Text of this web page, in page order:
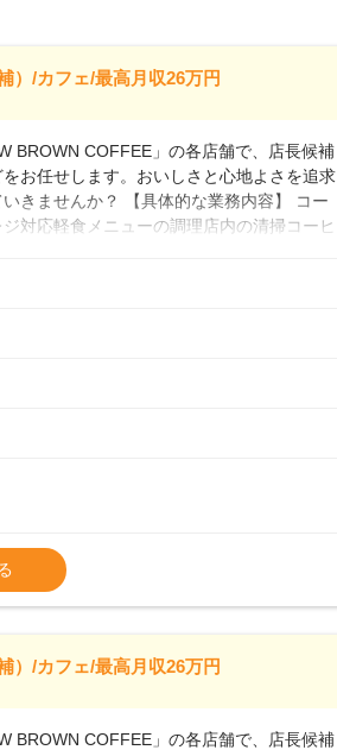
）/カフェ/最高月収26万円
BROWN COFFEE」の各店舗で、店長候補
お任せします。おいしさと心地よさを追求
きませんか？ 【具体的な業務内容】 コー
対応軽食メニューの調理店内の清掃コーヒ
代まで幅広い年齢層が活躍しており、チ
方も安心してスタートを♪ ■ゆくゆくは店
しそう…」そんな心配は一切無用♪一つひ
っかり支援します。
。
～ ・東日本／月給28万900円～
万円＋賞与(年3回)・店長職：年収410
）/カフェ/最高月収26万円
BROWN COFFEE」の各店舗で、店長候補